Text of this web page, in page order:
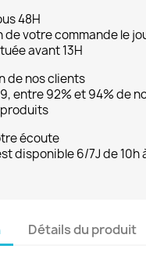
48H
de votre commande le
avant 13H
de nos clients
entre 92% et 94% de
écoute
disponible 6/7J de 10h
Détails du produit